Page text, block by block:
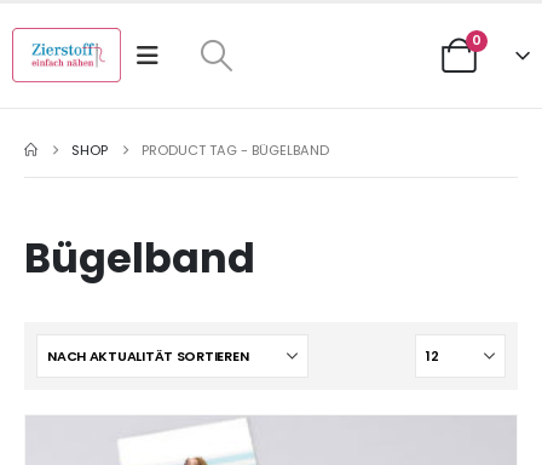
0
SHOP PRODUCT TAG - BÜGELBAND
Bügelband